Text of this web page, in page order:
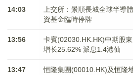
14:03
上交所：景順長城全球半導
資基金臨時停牌
13:56
卡賓(02030.HK.HK)中期股
增长25.62% 派息1.4港仙
13:47
恒隆集團(00010.HK)及恒隆